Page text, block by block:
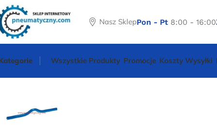
Nasz SklepPon - Pt 8:00 - 16:00
Wszystkie Produkty Promocje Koszty Wysyłki